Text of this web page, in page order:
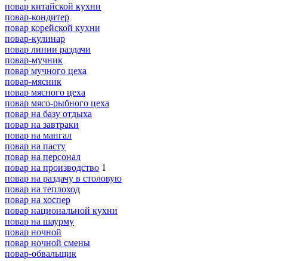
повар китайской кухни
повар-кондитер
повар корейской кухни
повар-кулинар
повар линии раздачи
повар-мучник
повар мучного цеха
повар-мясник
повар мясного цеха
повар мясо-рыбного цеха
повар на базу отдыха
повар на завтраки
повар на мангал
повар на пасту
повар на персонал
повар на производство 1
повар на раздачу в столовую
повар на теплоход
повар на хоспер
повар национальной кухни
повар на шаурму
повар ночной
повар ночной смены
повар-обвальщик